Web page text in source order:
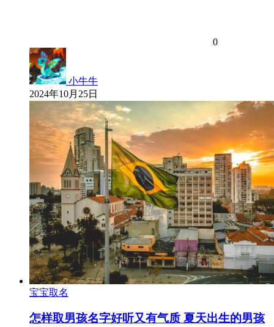
0
小牛牛
2024年10月25日
宝宝取名
怎样取男孩名字好听又有气质 夏天出生的男孩